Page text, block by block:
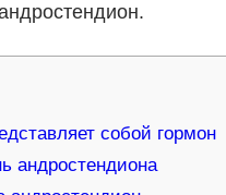
собой гормон
андростендиона